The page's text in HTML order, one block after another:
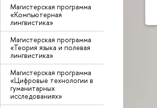
Магистерская программа
«Компьютерная
лингвистика»
Магистерская программа
«Теория языка и полевая
лингвистика»
Магистерская программа
«Цифровые технологии в
гуманитарных
исследованиях»